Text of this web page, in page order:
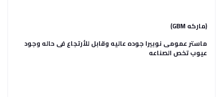
(ماركه GBM)
ماستر عمومى نوبيرا جوده عاليه وقابل للأرتجاع فى حاله وجود
عيوب تخص الصناعه